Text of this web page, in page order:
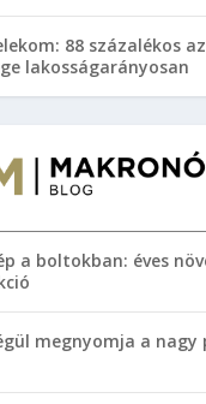
88 százalékos az
lakosságarányosan
a boltokban: éves
megnyomja a nagy